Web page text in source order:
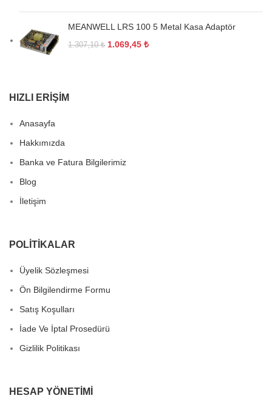
MEANWELL LRS 100 5 Metal Kasa Adaptör
1.307,10₺ 1.069,45 ₺
HIZLI ERIŞIM
Anasayfa
Hakkımızda
Banka ve Fatura Bilgilerimiz
Blog
İletişim
POLITIKALAR
Üyelik Sözleşmesi
Ön Bilgilendirme Formu
Satış Koşulları
İade Ve İptal Prosedürü
Gizlilik Politikası
HESAP YÖNETIMI